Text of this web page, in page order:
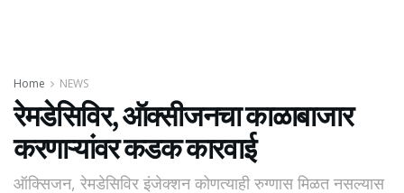
Home NEWS
रेमडेसिविर, ऑक्सीजनचा काळाबाजार
करणाऱ्यांवर कडक कारवाई
ऑक्सिजन, रेमडेसिविर इंजेक्शन कोणत्याही रुग्णास मिळत नसल्यास